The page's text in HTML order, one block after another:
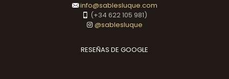
info@sablesluque.com
(+34 622 105 981)
@sablesluque
RESEÑAS DE GOOGLE